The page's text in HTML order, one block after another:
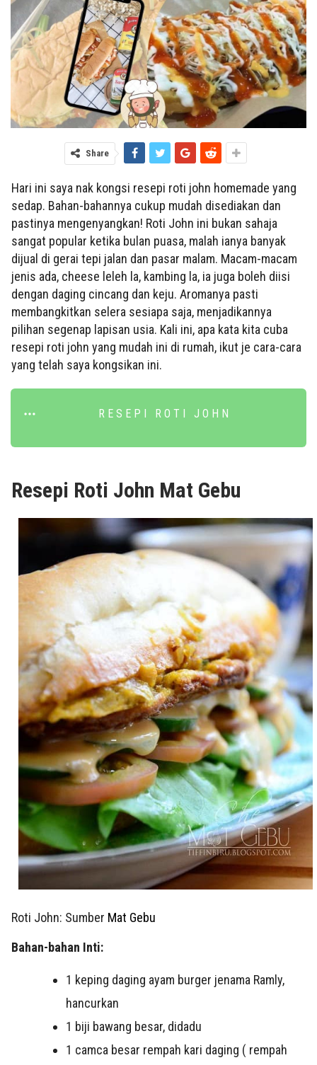
Share
Hari ini saya nak kongsi resepi roti john homemade yang
sedap. Bahan-bahannya cukup mudah disediakan dan
pastinya mengenyangkan! Roti John ini bukan sahaja
sangat popular ketika bulan puasa, malah ianya banyak
dijual di gerai tepi jalan dan pasar malam. Macam-macam
jenis ada, cheese leleh la, kambing la, ia juga boleh diisi
dengan daging cincang dan keju. Aromanya pasti
membangkitkan selera sesiapa saja, menjadikannya
pilihan segenap lapisan usia. Kali ini, apa kata kita cuba
resepi roti john yang mudah ini di rumah, ikut je cara-cara
yang telah saya kongsikan ini.
RESEPI ROTI JOHN
Resepi Roti John Mat Gebu
Roti John: Sumber Mat Gebu
Bahan-bahan Inti:
1 keping daging ayam burger jenama Ramly,
hancurkan
1 biji bawang besar, didadu
1 camca besar rempah kari daging ( rempah